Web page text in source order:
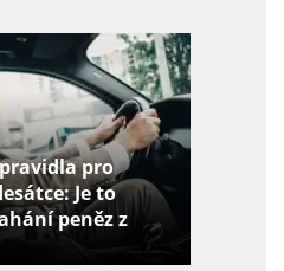
pro
Je to
peněz z